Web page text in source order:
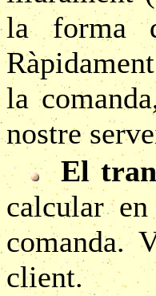
la forma
la
nostre
El
calcular
comanda.
client.